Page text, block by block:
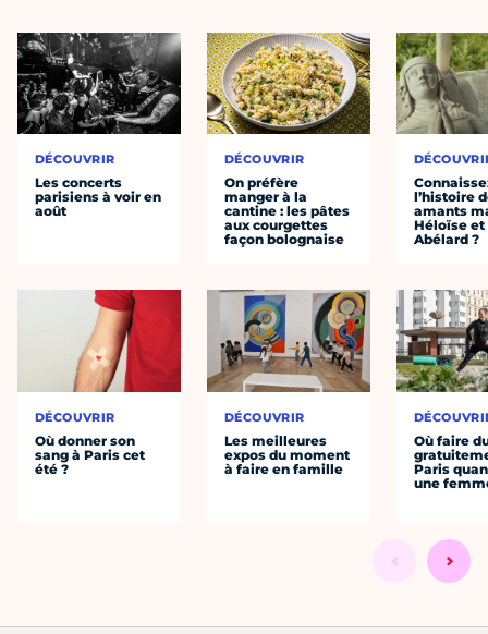
DÉCOUVRIR
Les concerts
parisiens à voir en
août
DÉCOUVRIR
Où donner son
sang à Paris cet
été ?
DÉCOUVRIR
On préfère
manger à la
cantine : les pâtes
aux courgettes
façon bolognaise
DÉCOUVRIR
Les meilleures
expos du moment
à faire en famille
l’histoire
amants
Héloïse et
Abélard ?
Où faire
Paris
une